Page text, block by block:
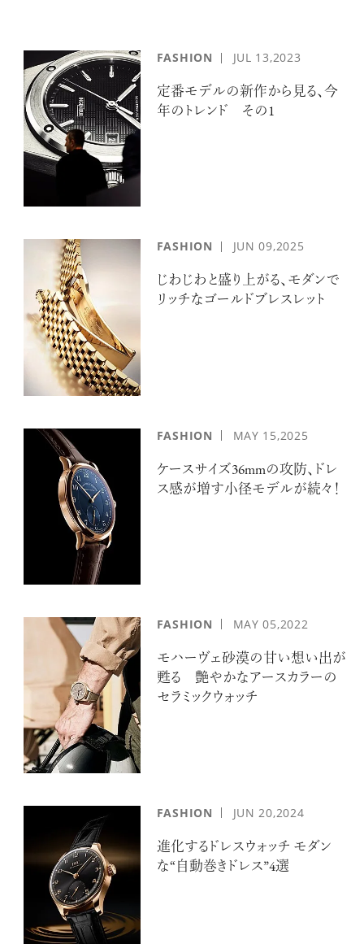
FASHION JUL 13,2023
定番モデルの新作から見る、今
年のトレンド その1
FASHION JUN 09,2025
じわじわと盛り上がる、モダンで
リッチなゴールドブレスレット
FASHION MAY 15,2025
ケースサイズ36mmの攻防、ドレ
ス感が増す小径モデルが続々！
FASHION MAY 05,2022
モハーヴェ砂漠の甘い想い出が
甦る 艶やかなアースカラーの
セラミックウォッチ
FASHION JUN 20,2024
進化するドレスウォッチ モダン
な“自動巻きドレス”4選